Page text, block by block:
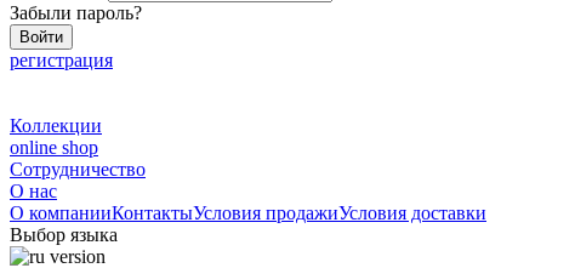
Забыли пароль?
Войти
регистрация
Коллекции
online shop
Сотрудничество
О нас
О компанииКонтактыУсловия продажиУсловия доставки
Выбор языка